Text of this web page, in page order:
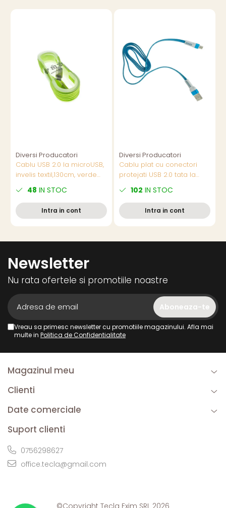
Diversi Producatori
Cablu USB 2.0 la microUSB,
invelis textil,130cm, verde
fluorescent, CTM-G-02
48 IN STOC
Intra in cont
Diversi Producatori
Cablu plat cu conectori
protejati USB 2.0 tata la
metru, albastru cu alb
102 IN STOC
Intra in cont
Newsletter
Nu rata ofertele si promotiile noastre
Vreau sa primesc newsletter cu promotiile magazinului. Afla mai
multe in Politica de Confidentialitate
Magazinul meu
Clienti
Date comerciale
Suport clienti
0756298627
office.tecla@gmail.com
©Copyright Tecla Exim SRL 2026